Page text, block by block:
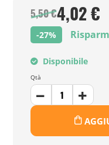
5,50 €4,02 €
-27%
Disponibile
Qtà